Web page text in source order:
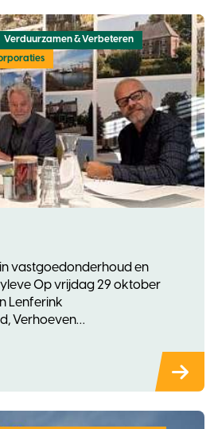
Verduurzamen & Verbeteren
vastgoedonderhoud en
Op vrijdag 29 oktober
Lenferink
Verhoeven